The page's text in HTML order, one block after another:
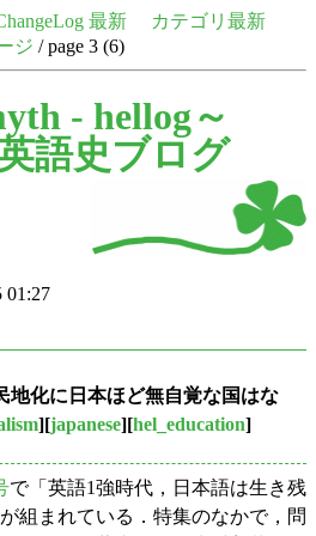
最新
カテゴリ最新
ジ / page 3 (6)
- hellog～
語史ブログ
01:27
地化に日本ほど無自覚な国はな
][japanese][hel_education]
で「英語1強時代，日本語は生き残
組まれている．特集のなかで，問